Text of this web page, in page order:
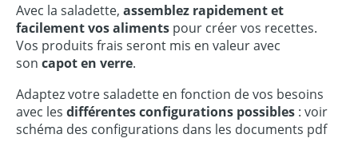
Avec la saladette, assemblez rapidement et
facilement vos aliments pour créer vos recettes.
Vos produits frais seront mis en valeur avec
son capot en verre.
Adaptez votre saladette en fonction de vos besoins
avec les différentes configurations possibles : voir
schéma des configurations dans les documents pdf